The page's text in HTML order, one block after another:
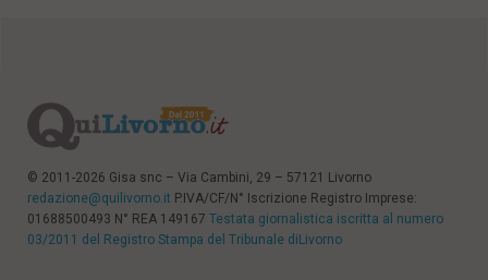
© 2011-2026 Gisa snc – Via Cambini, 29 – 57121 Livorno
redazione@quilivorno.it P.IVA/CF/N° Iscrizione Registro Imprese:
01688500493 N° REA 149167 Testata giornalistica iscritta al numero
03/2011 del Registro Stampa del Tribunale diLivorno